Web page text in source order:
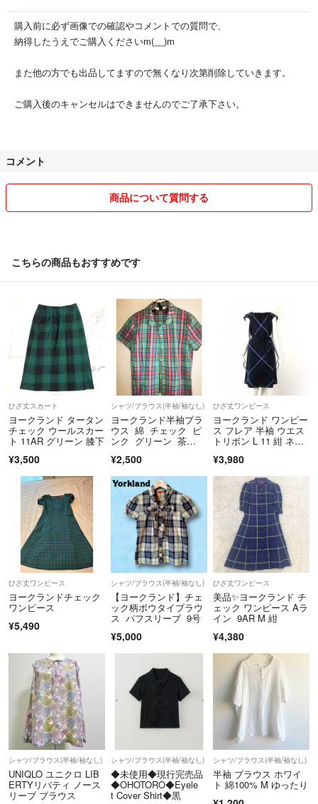
購入前に必ず画像での確認やコメントでの質問で、
納得したうえでご購入くださいm(__)m
また他の方でも出品してますので無くなり次第削除していきます。
ご購入後のキャンセルはできませんのでご了承下さい。
コメント
商品について質問する
こちらの商品もおすすめです
ひざ丈スカート
ヨークランド タータン
チェック ウールスカー
ト 11AR グリーン 膝下
¥3,500
シャツ/ブラウス(半袖/袖なし)
ヨークランド半袖ブラ
ウス 綿 チェック ピ
ンク グリーン 茶
¥2,500
ひざ丈ワンピース
ヨークランド ワンピー
ス フレア 半袖 ウエス
トリボン L 11 紺 ネイ
¥3,980
ひざ丈ワンピース
ヨークランドチェック
ワンピース
¥5,490
シャツ/ブラウス(半袖/袖なし)
【ヨークランド】チェ
ック柄ボウタイブラウ
ス パフスリーブ 9号
¥5,000
ひざ丈ワンピース
美品✨ヨークランド チ
ェック ワンピース Aラ
イン 9AR M 紺
¥4,380
シャツ/ブラウス(半袖/袖なし)
UNIQLO ユニクロ LIB
ERTYリバティ ノース
リーブ ブラウス
シャツ/ブラウス(半袖/袖なし)
◆未使用◆現行完売品
◆OHOTORO◆Eyele
t Cover Shirt◆黒
シャツ/ブラウス(半袖/袖なし)
半袖 ブラウス ホワイ
ト 綿100% M ゆったり